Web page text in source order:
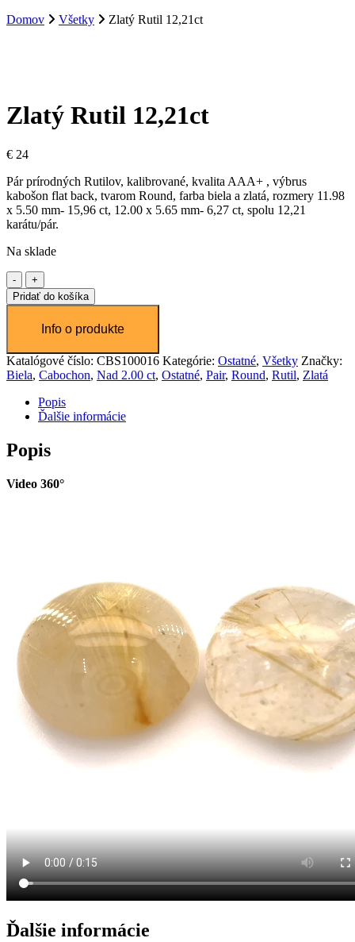
Domov
Všetky Zlatý Rutil 12,21ct
Zlatý Rutil 12,21ct
€ 24
Pár prírodných Rutilov, kalibrované, kvalita AAA+ , výbrus
kabošon flat back, tvarom Round, farba biela a zlatá, rozmery 11.98
x 5.50 mm- 15,96 ct, 12.00 x 5.65 mm- 6,27 ct, spolu 12,21
karátu/pár.
Na sklade
množstvo
Zlatý
Rutil
Pridať do košíka
Katalógové číslo: CBS100016 Kategórie: Ostatné, Všetky Značky:
Biela, Cabochon, Nad 2.00 ct, Ostatné, Pair, Round, Rutil, Zlatá
Popis
Ďalšie informácie
Popis
Video 360°
Ďalšie informácie